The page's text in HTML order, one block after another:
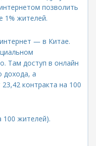
позволить
1% жителей.
— в Китае.
Там доступ в онлайн
дохода, а
контракта на 100
жителей).